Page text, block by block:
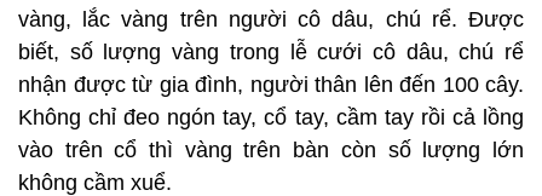
vàng, lắc vàng trên người cô dâu, chú rể. Được
biết, số lượng vàng trong lễ cưới cô dâu, chú rể
nhận được từ gia đình, người thân lên đến 100 cây.
Không chỉ đeo ngón tay, cổ tay, cầm tay rồi cả lồng
vào trên cổ thì vàng trên bàn còn số lượng lớn
không cầm xuể.